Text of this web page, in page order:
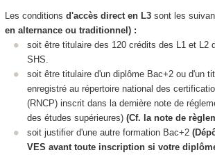
Les conditions d'accès direct en L3 sont les
en alternanceou traditionnel) :
soit être titulaire des 120 crédits des L1 et L2
SHS.
soit être titulaire d'un diplôme Bac+2 ou d'un
enregistré au répertoire national des
(RNCP) inscrit dans la dernière note de
des études supérieures) (Cf. la note de
soit justifier d'une autre formation Bac+2
VES avant toute inscription si votre